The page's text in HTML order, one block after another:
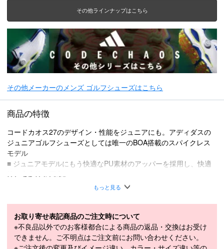
その他ラインナップはこちら
その他メーカーのメンズ ゴルフシューズはこちら
商品の特徴
コードカオス27のデザイン・性能をジュニアにも。アディダスの
ジュニアゴルフシューズとしては唯一のBOA搭載のスパイクレス
モデル
■ ジュニアモデルにもう快適なPU素材のアッパーを採用し、快適
性と安定性を両立。
■ Vトラクションラバーアウトソールによって、体重が軽いジュニ
ジュニアパフォーマンスラスト（EE相当）
表示カラー：フットウェアホワイト/アイアンメタリック/シルバー
メタリック（KI5747）
もっと見る
お取り寄せ表記商品のご注文時について
※不良品以外でのお客様都合による商品の返品・交換はお受け
できません。ご不明点はご注文前にお問い合わせください。